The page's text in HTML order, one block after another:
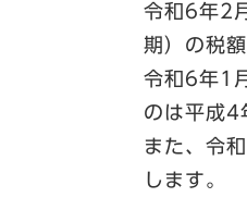
令和6年2
期）の税
令和6年1
のは平成4
また、令
します。